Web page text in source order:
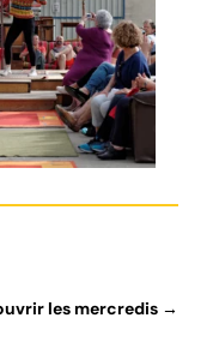
les mercredis →